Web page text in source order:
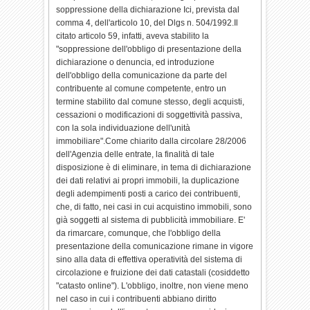
soppressione della dichiarazione Ici, prevista dal
comma 4, dell'articolo 10, del Dlgs n. 504/1992.Il
citato articolo 59, infatti, aveva stabilito la
"soppressione dell'obbligo di presentazione della
dichiarazione o denuncia, ed introduzione
dell'obbligo della comunicazione da parte del
contribuente al comune competente, entro un
termine stabilito dal comune stesso, degli acquisti,
cessazioni o modificazioni di soggettività passiva,
con la sola individuazione dell'unità
immobiliare".Come chiarito dalla circolare 28/2006
dell'Agenzia delle entrate, la finalità di tale
disposizione è di eliminare, in tema di dichiarazione
dei dati relativi ai propri immobili, la duplicazione
degli adempimenti posti a carico dei contribuenti,
che, di fatto, nei casi in cui acquistino immobili, sono
già soggetti al sistema di pubblicità immobiliare. E'
da rimarcare, comunque, che l'obbligo della
presentazione della comunicazione rimane in vigore
sino alla data di effettiva operatività del sistema di
circolazione e fruizione dei dati catastali (cosiddetto
"catasto online"). L'obbligo, inoltre, non viene meno
nel caso in cui i contribuenti abbiano diritto